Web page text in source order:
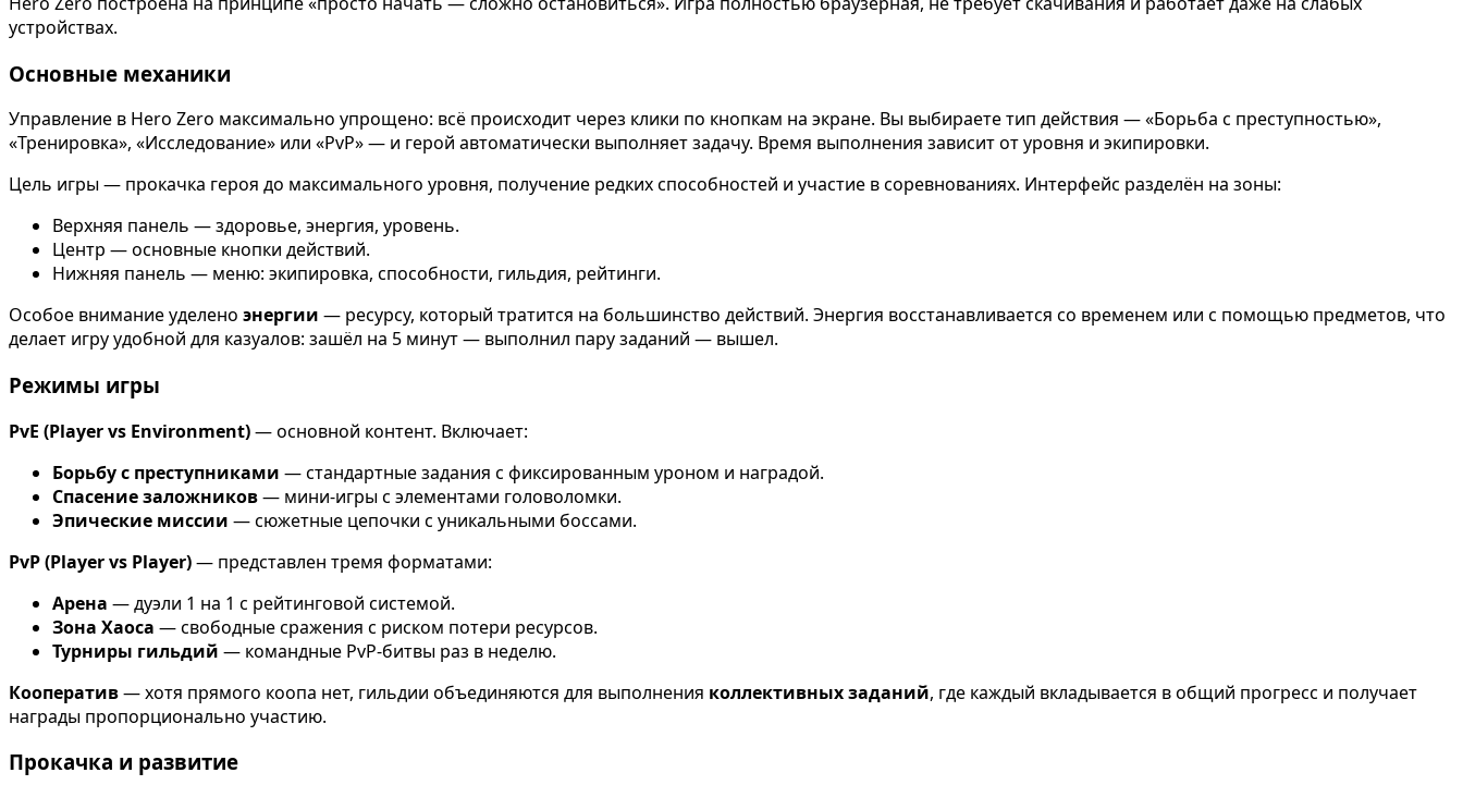
устройствах.
Основные механики
Управление в Hero Zero максимально упрощено: всё происходит через клики по кнопкам на экране. Вы выбираете тип действия — «Борьба с преступностью»,
«Тренировка», «Исследование» или «PvP» — и герой автоматически выполняет задачу. Время выполнения зависит от уровня и экипировки.
Цель игры — прокачка героя до максимального уровня, получение редких способностей и участие в соревнованиях. Интерфейс разделён на зоны:
Верхняя панель — здоровье, энергия, уровень.
Центр — основные кнопки действий.
Нижняя панель — меню: экипировка, способности, гильдия, рейтинги.
Особое внимание уделено энергии — ресурсу, который тратится на большинство действий. Энергия восстанавливается со временем или с помощью предметов, что
делает игру удобной для казуалов: зашёл на 5 минут — выполнил пару заданий — вышел.
Режимы игры
PvE (Player vs Environment)— основной контент. Включает:
Борьбу с преступниками — стандартные задания с фиксированным уроном и наградой.
Спасение заложников— мини-игры с элементами головоломки.
Эпические миссии — сюжетные цепочки с уникальными боссами.
PvP (Player vs Player)— представлен тремя форматами:
Арена — дуэли 1 на 1 с рейтинговой системой.
Зона Хаоса — свободные сражения с риском потери ресурсов.
Турниры гильдий — командные PvP-битвы раз в неделю.
Кооператив— хотя прямого коопа нет, гильдии объединяются для выполнения коллективных заданий, где каждый вкладывается в общий прогресс и получает
награды пропорционально участию.
Прокачка и развитие